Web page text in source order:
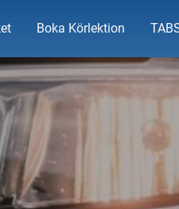
Boka Körlektion